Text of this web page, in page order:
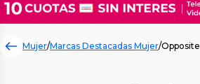
Mujer/Marcas Destacadas Mujer/Opposite